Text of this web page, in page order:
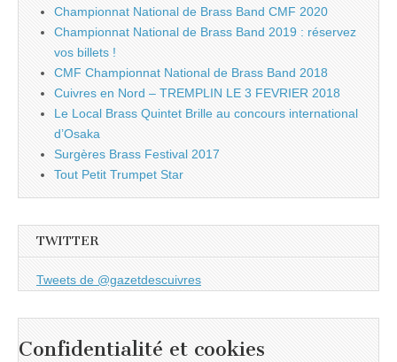
Championnat National de Brass Band CMF 2020
Championnat National de Brass Band 2019 : réservez
vos billets !
CMF Championnat National de Brass Band 2018
Cuivres en Nord – TREMPLIN LE 3 FEVRIER 2018
Le Local Brass Quintet Brille au concours international
d’Osaka
Surgères Brass Festival 2017
Tout Petit Trumpet Star
TWITTER
Tweets de @gazetdescuivres
Confidentialité et cookies